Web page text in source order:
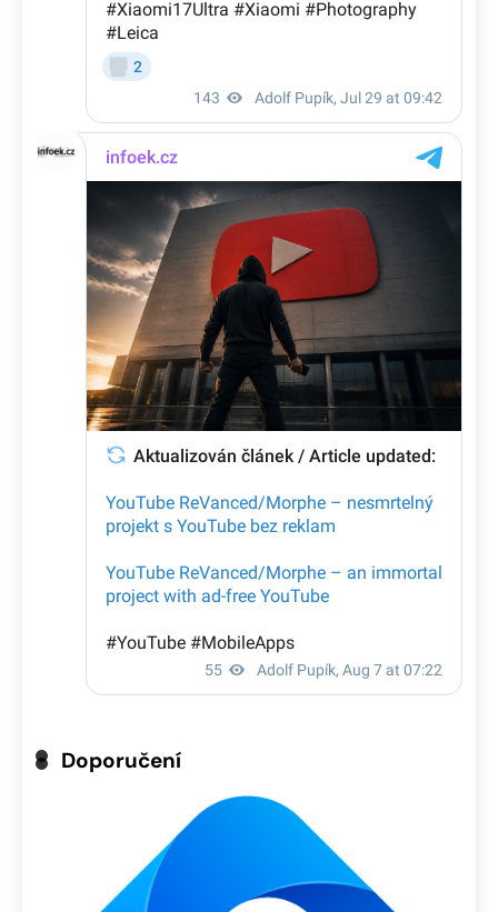
Doporučení